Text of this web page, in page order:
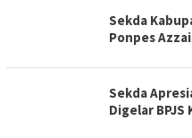
Sekda
Ponpes
Sekda
Digelar BPJS